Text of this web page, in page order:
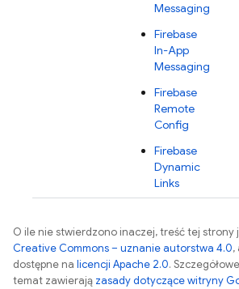
Messaging
Firebase
In-App
Messaging
Firebase
Remote
Config
Firebase
Dynamic
Links
O ile nie stwierdzono inaczej, treść tej strony
Creative Commons – uznanie autorstwa 4.0,
dostępne na licencji Apache 2.0.
temat zawierają zasady dotyczące witryny